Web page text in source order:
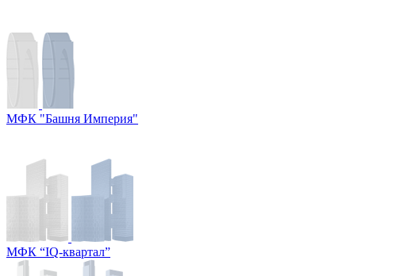
МФК "Башня Империя"
МФК “IQ-квартал”